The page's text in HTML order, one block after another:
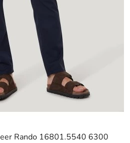
Rando 16801.5540 6300